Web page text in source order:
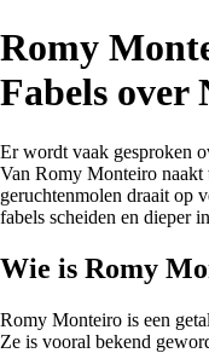
Romy
Fabels over
Er wordt vaak gesproken
Van Romy Monteiro
geruchtenmolen draait op
fabels scheiden en dieper
Wie is Romy
Romy Monteiro is een
Ze is vooral bekend